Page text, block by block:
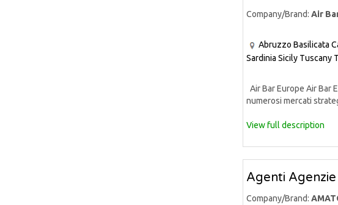
Company/Brand: Air
Abruzzo Basilicata
Sardinia Sicily Tuscany
Air Bar Europe Air Bar
numerosi mercati
View full description
Agenti
Company/Brand: